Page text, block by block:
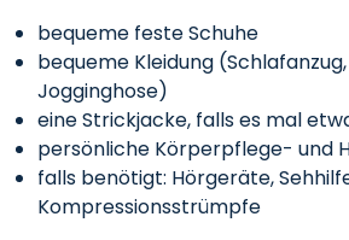
bequeme feste Schuhe
bequeme Kleidung
Jogginghose)
eine Strickjacke, falls es mal
persönliche Körperpflege- und
falls benötigt: Hörgeräte,
Kompressionsstrümpfe